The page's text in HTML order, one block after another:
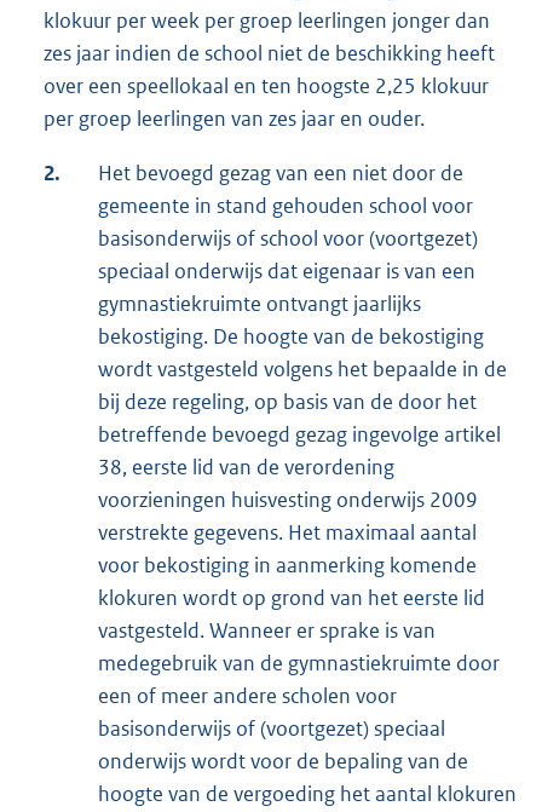
klokuur per week per groep leerlingen jonger dan
zes jaar indien de school niet de beschikking heeft
over een speellokaal en ten hoogste 2,25 klokuur
per groep leerlingen van zes jaar en ouder.
2.
Het bevoegd gezag van een niet door de
gemeente in stand gehouden school voor
basisonderwijs of school voor (voortgezet)
speciaal onderwijs dat eigenaar is van een
gymnastiekruimte ontvangt jaarlijks
bekostiging. De hoogte van de bekostiging
wordt vastgesteld volgens het bepaalde in de
bij deze regeling, op basis van de door het
betreffende bevoegd gezag ingevolge artikel
38, eerste lid van de verordening
voorzieningen huisvesting onderwijs 2009
verstrekte gegevens. Het maximaal aantal
voor bekostiging in aanmerking komende
klokuren wordt op grond van het eerste lid
vastgesteld. Wanneer er sprake is van
medegebruik van de gymnastiekruimte door
een of meer andere scholen voor
basisonderwijs of (voortgezet) speciaal
onderwijs wordt voor de bepaling van de
hoogte van de vergoeding het aantal klokuren